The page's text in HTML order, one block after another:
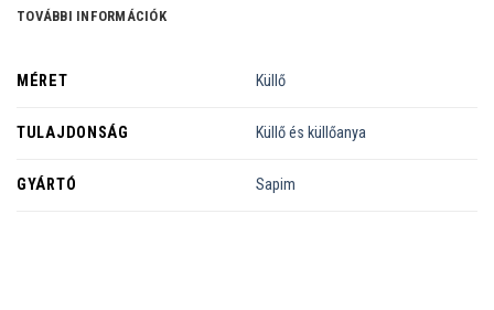
TOVÁBBI INFORMÁCIÓK
MÉRET Küllő
TULAJDONSÁG Küllő és küllőanya
GYÁRTÓ Sapim